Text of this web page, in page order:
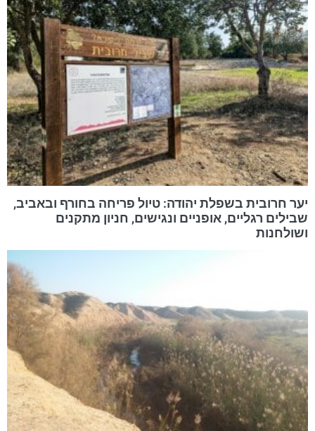
יער חרובית בשפלת יהודה: טיול פריחה בחורף ובאביב,
שבילים רגליים, אופניים ונגישים, חניון מתקנים
ושולחנות